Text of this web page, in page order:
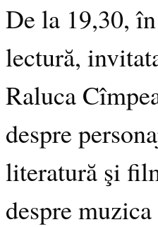
De la 19,30,
lectură,
Raluca
despre
literatură şi
despre